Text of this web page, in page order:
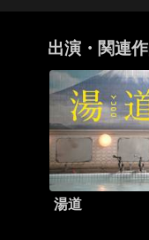
出演・関連
湯道